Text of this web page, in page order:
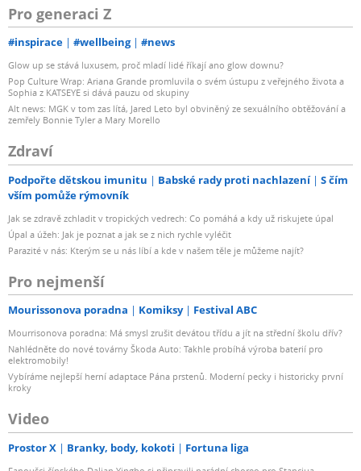
Pro generaci Z
#inspirace #wellbeing #news
Glow up se stává luxusem, proč mladí lidé říkají ano glow downu?
Pop Culture Wrap: Ariana Grande promluvila o svém ústupu z veřejného života a
Sophia z KATSEYE si dává pauzu od skupiny
Alt news: MGK v tom zas lítá, Jared Leto byl obviněný ze sexuálního obtěžování a
zemřely Bonnie Tyler a Mary Morello
Zdraví
Podpořte dětskou imunitu Babské rady proti nachlazení
S čím
vším pomůže rýmovník
Jak se zdravě zchladit v tropických vedrech: Co pomáhá a kdy už riskujete úpal
Úpal a úžeh: Jak je poznat a jak se z nich rychle vyléčit
Parazité v nás: Kterým se u nás líbí a kde v našem těle je můžeme najít?
Pro nejmenší
Mourissonova poradna Komiksy Festival ABC
Mourrisonova poradna: Má smysl zrušit devátou třídu a jít na střední školu dřív?
Nahlédněte do nové továrny Škoda Auto: Takhle probíhá výroba baterií pro
elektromobily!
Vybíráme nejlepší herní adaptace Pána prstenů. Moderní pecky i historicky první
kroky
Video
Prostor X Branky, body, kokoti Fortuna liga